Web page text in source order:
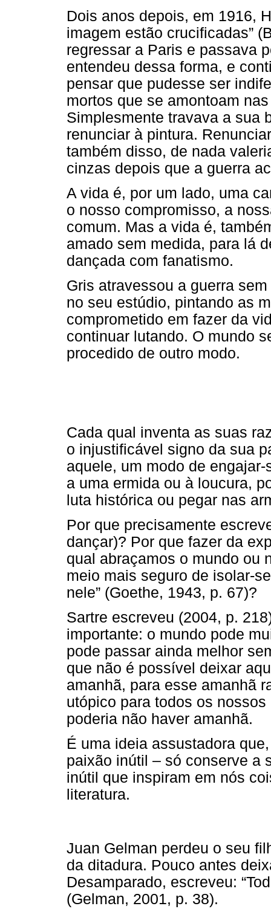
Dois anos depois, em 1916,
imagem estão crucificadas”
regressar a Paris e passava
entendeu dessa forma, e
pensar que pudesse ser
mortos que se amontoam
Simplesmente travava a sua
renunciar à pintura.
também disso, de nada
cinzas depois que a guerra
A vida é, por um lado, uma
o nosso compromisso, a
comum. Mas a vida é,
amado sem medida, para lá
dançada com fanatismo.
Gris atravessou a guerra
no seu estúdio, pintando as
comprometido em fazer da
continuar lutando. O mundo
procedido de outro modo.
Cada qual inventa as suas
o injustificável signo da sua
aquele, um modo de
a uma ermida ou à loucura,
luta histórica ou pegar nas
Por que precisamente
dançar)? Por que fazer da
qual abraçamos o mundo ou
meio mais seguro de isolar-
nele” (Goethe, 1943, p. 67)?
Sartre escreveu (2004, p.
importante: o mundo pode
pode passar ainda melhor
que não é possível deixar
amanhã, para esse amanhã
utópico para todos os
poderia não haver amanhã.
É uma ideia assustadora
paixão inútil – só conserve a
inútil que inspiram em nós
literatura.
Juan Gelman perdeu o seu
da ditadura. Pouco antes
Desamparado, escreveu:
(Gelman, 2001, p. 38).